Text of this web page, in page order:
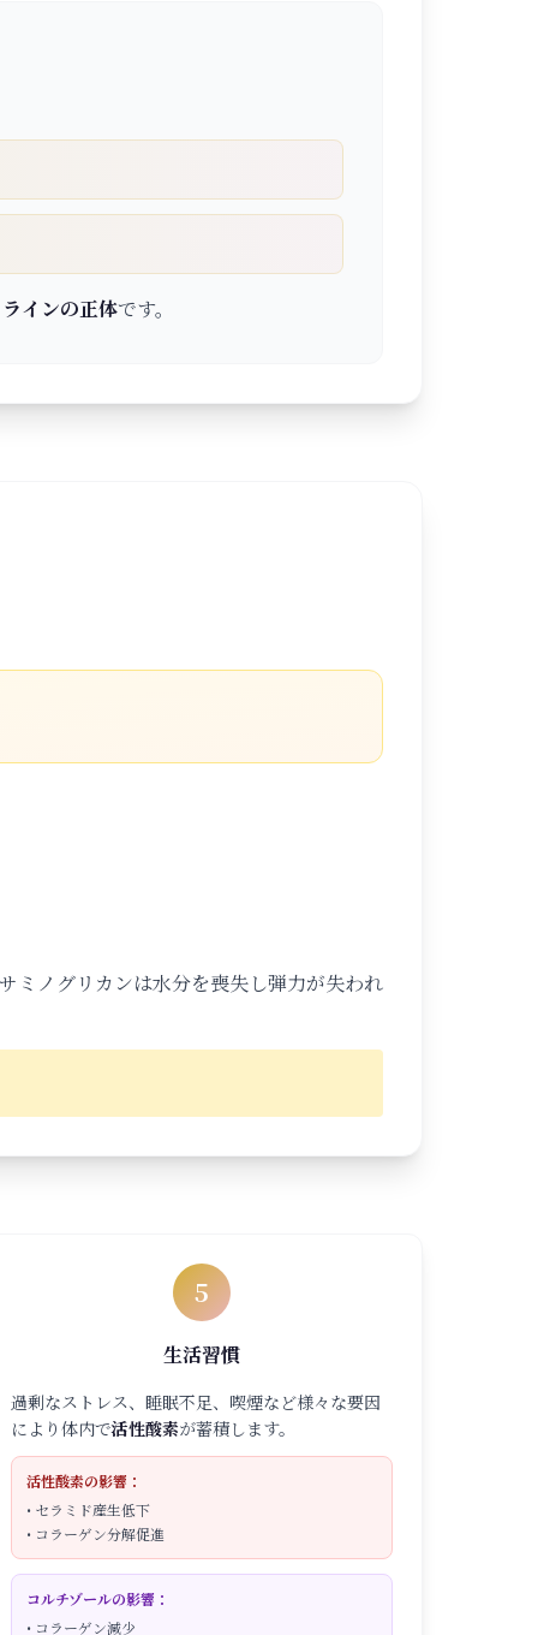
インの正体です。
ミノグリカンは水分を喪失し弾力が失われ
5
生活習慣
過剰なストレス、睡眠不足、喫煙など様々な要因
により体内で活性酸素が蓄積します。
活性酸素の影響：
• セラミド産生低下
• コラーゲン分解促進
コルチゾールの影響：
• コラーゲン減少